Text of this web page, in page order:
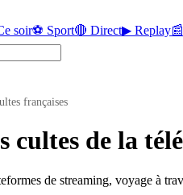
soir⚽ Sport🔴 Direct▶ Replay
françaises
cultes de la
de streaming, voyage à